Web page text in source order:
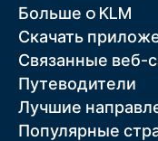
Больше o KLM
Скачать
Связанные веб-
Путеводители
Лучшие
Популярные